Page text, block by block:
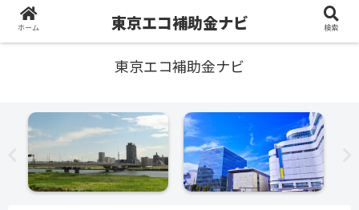
東京エコ補助金ナビ
ホーム 東京エコ補助金ナビ 検索